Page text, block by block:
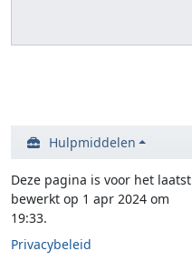
Hulpmiddelen
Deze pagina is voor het laatst
bewerkt op 1 apr 2024 om
19:33.
Privacybeleid